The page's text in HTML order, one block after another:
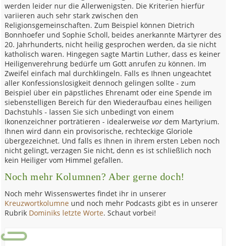
werden leider nur die Allerwenigsten. Die Kriterien hierfür
variieren auch sehr stark zwischen den
Religionsgemeinschaften. Zum Beispiel können Dietrich
Bonnhoefer und Sophie Scholl, beides anerkannte Märtyrer des
20. Jahrhunderts, nicht heilig gesprochen werden, da sie nicht
katholisch waren. Hingegen sagte Martin Luther, dass es keiner
Heiligenverehrung bedürfe um Gott anrufen zu können. Im
Zweifel einfach mal durchklingeln. Falls es Ihnen ungeachtet
aller Konfessionslosigkeit dennoch gelingen sollte - zum
Beispiel über ein päpstliches Ehrenamt oder eine Spende im
siebenstelligen Bereich für den Wiederaufbau eines heiligen
Dachstuhls - lassen Sie sich unbedingt von einem
Ikonenzeichner porträtieren - idealerweisevor dem Martyrium.
Ihnen wird dann ein provisorische, rechteckige Gloriole
übergezeichnet. Und falls es Ihnen in ihrem ersten Leben noch
nicht gelingt, verzagen Sie nicht, denn es ist schließlich noch
kein Heiliger vom Himmel gefallen.
Noch mehr Kolumnen? Aber gerne doch!
Noch mehr Wissenswertes findet ihr in unserer
Kreuzwortkolumne und noch mehr Podcasts gibt es in unserer
Rubrik Dominiks letzte Worte. Schaut vorbei!